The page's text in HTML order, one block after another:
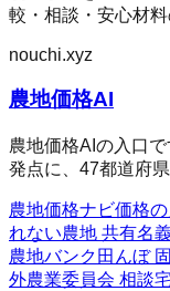
較・相談・安心材
nouchi.xyz
農地価格AI
農地価格AIの入口
発点に、47都道府
農地価格ナビ価格
れない農地 共有名
農地バンク 田んぼ
外農業委員会 相談